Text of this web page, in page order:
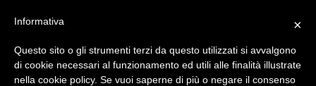
×
Informativa
Questo sito o gli strumenti terzi da questo utilizzati si avvalgono
di cookie necessari al funzionamento ed utili alle finalità illustrate
nella cookie policy. Se vuoi saperne di più o negare il consenso